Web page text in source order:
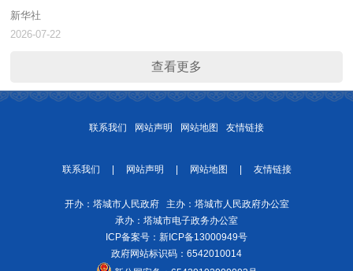
新华社
2026-07-22
查看更多
联系我们 网站声明 网站地图 友情链接
联系我们 网站声明 网站地图 友情链接
开办：塔城市人民政府 主办：塔城市人民政府办公室
承办：塔城市电子政务办公室
ICP备案号： 新ICP备13000949号
政府网站标识码：6542010014